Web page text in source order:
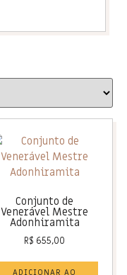
Conjunto de
Venerável Mestre
Adonhiramita
R$ 655,00
ADICIONAR AO